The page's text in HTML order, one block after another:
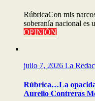
RúbricaCon mis
soberanía nacional es
OPINIÓN
julio 7, 2026 La
Rúbrica…La
Aurelio Contreras